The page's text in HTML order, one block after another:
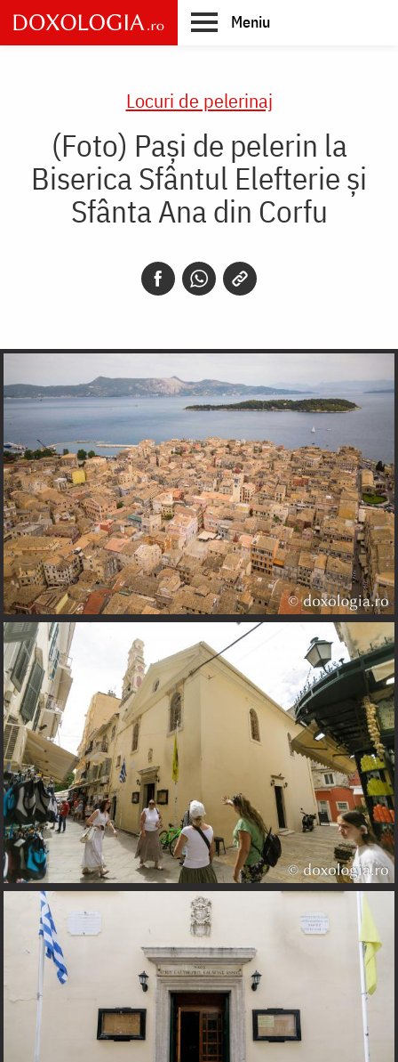
Skip
to
main
Meniu
Locuri de pelerinaj
(Foto) Pași de pelerin la
Biserica Sfântul Elefterie și
Sfânta Ana din Corfu